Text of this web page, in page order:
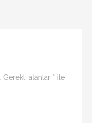
Gerekli alanlar * ile